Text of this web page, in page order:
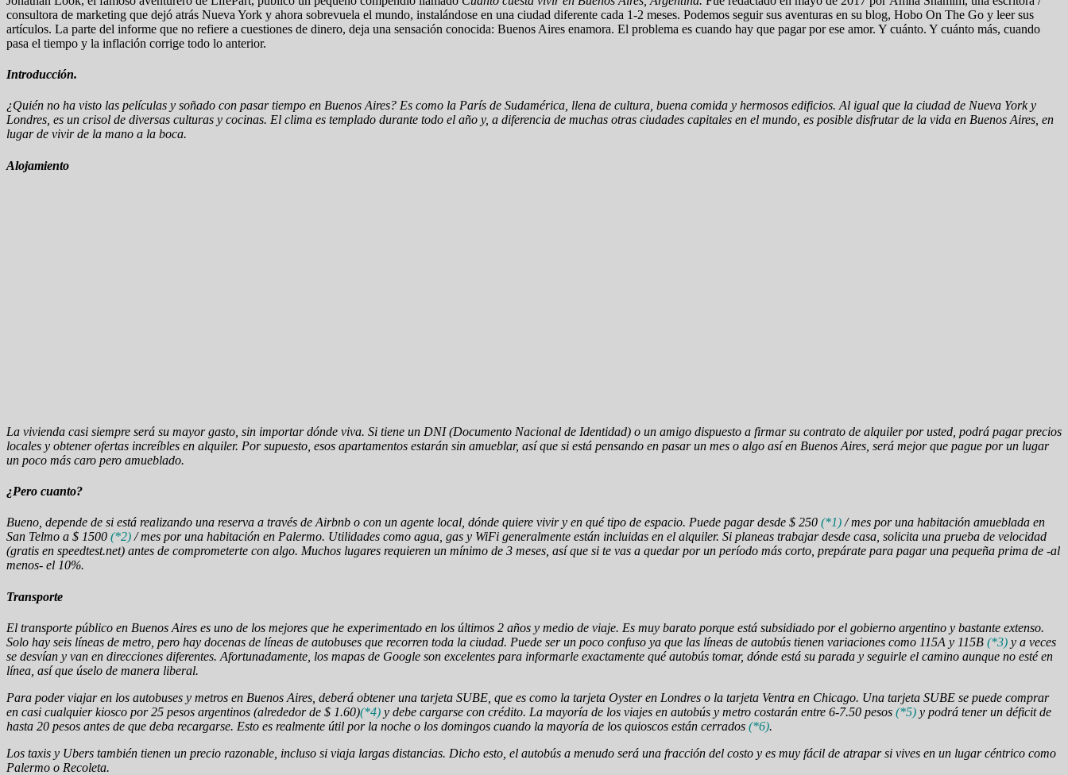
consultora de marketing que dejó atrás Nueva York y ahora sobrevuela el mundo, instalándose en una ciudad diferente cada 1-2 meses. Podemos seguir sus aventuras en su blog, Hobo On The Go y leer sus
artículos. La parte del informe que no refiere a cuestiones de dinero, deja una sensación conocida: Buenos Aires enamora. El problema es cuando hay que pagar por ese amor. Y cuánto. Y cuánto más, cuando
pasa el tiempo y la inflación corrige todo lo anterior.
Introducción.
¿Quién no ha visto las películas y soñado con pasar tiempo en Buenos Aires? Es como la París de Sudamérica, llena de cultura, buena comida y hermosos edificios. Al igual que la ciudad de Nueva York y
Londres, es un crisol de diversas culturas y cocinas. El clima es templado durante todo el año y, a diferencia de muchas otras ciudades capitales en el mundo, es posible disfrutar de la vida en Buenos Aires, en
lugar de vivir de la mano a la boca.
Alojamiento
La vivienda casi siempre será su mayor gasto, sin importar dónde viva. Si tiene un DNI (Documento Nacional de Identidad) o un amigo dispuesto a firmar su contrato de alquiler por usted, podrá pagar precios
locales y obtener ofertas increíbles en alquiler. Por supuesto, esos apartamentos estarán sin amueblar, así que si está pensando en pasar un mes o algo así en Buenos Aires, será mejor que pague por un lugar
un poco más caro pero amueblado.
¿Pero cuanto?
Bueno, depende de si está realizando una reserva a través de Airbnb o con un agente local, dónde quiere vivir y en qué tipo de espacio. Puede pagar desde $ 250 (*1)/ mes por una habitación amueblada en
San Telmo a $ 1500 (*2)/ mes por una habitación en Palermo. Utilidades como agua, gas y WiFi generalmente están incluidas en el alquiler. Si planeas trabajar desde casa, solicita una prueba de velocidad
(gratis en speedtest.net) antes de comprometerte con algo. Muchos lugares requieren un mínimo de 3 meses, así que si te vas a quedar por un período más corto, prepárate para pagar una pequeña prima de -al
menos- el 10%.
Transporte
El transporte público en Buenos Aires es uno de los mejores que he experimentado en los últimos 2 años y medio de viaje. Es muy barato porque está subsidiado por el gobierno argentino y bastante extenso.
Solo hay seis líneas de metro, pero hay docenas de líneas de autobuses que recorren toda la ciudad. Puede ser un poco confuso ya que las líneas de autobús tienen variaciones como 115A y 115B (*3) y a veces
se desvían y van en direcciones diferentes. Afortunadamente, los mapas de Google son excelentes para informarle exactamente qué autobús tomar, dónde está su parada y seguirle el camino aunque no esté en
línea, así que úselo de manera liberal.
Para poder viajar en los autobuses y metros en Buenos Aires, deberá obtener una tarjeta SUBE, que es como la tarjeta Oyster en Londres o la tarjeta Ventra en Chicago. Una tarjeta SUBE se puede comprar
en casi cualquier kiosco por 25 pesos argentinos (alrededor de $ 1.60)(*4) y debe cargarse con crédito. La mayoría de los viajes en autobús y metro costarán entre 6-7.50 pesos (*5) y podrá tener un déficit de
hasta 20 pesos antes de que deba recargarse. Esto es realmente útil por la noche o los domingos cuando la mayoría de los quioscos están cerrados (*6).
Los taxis y Ubers también tienen un precio razonable, incluso si viaja largas distancias. Dicho esto, el autobús a menudo será una fracción del costo y es muy fácil de atrapar si vives en un lugar céntrico como
Palermo o Recoleta.